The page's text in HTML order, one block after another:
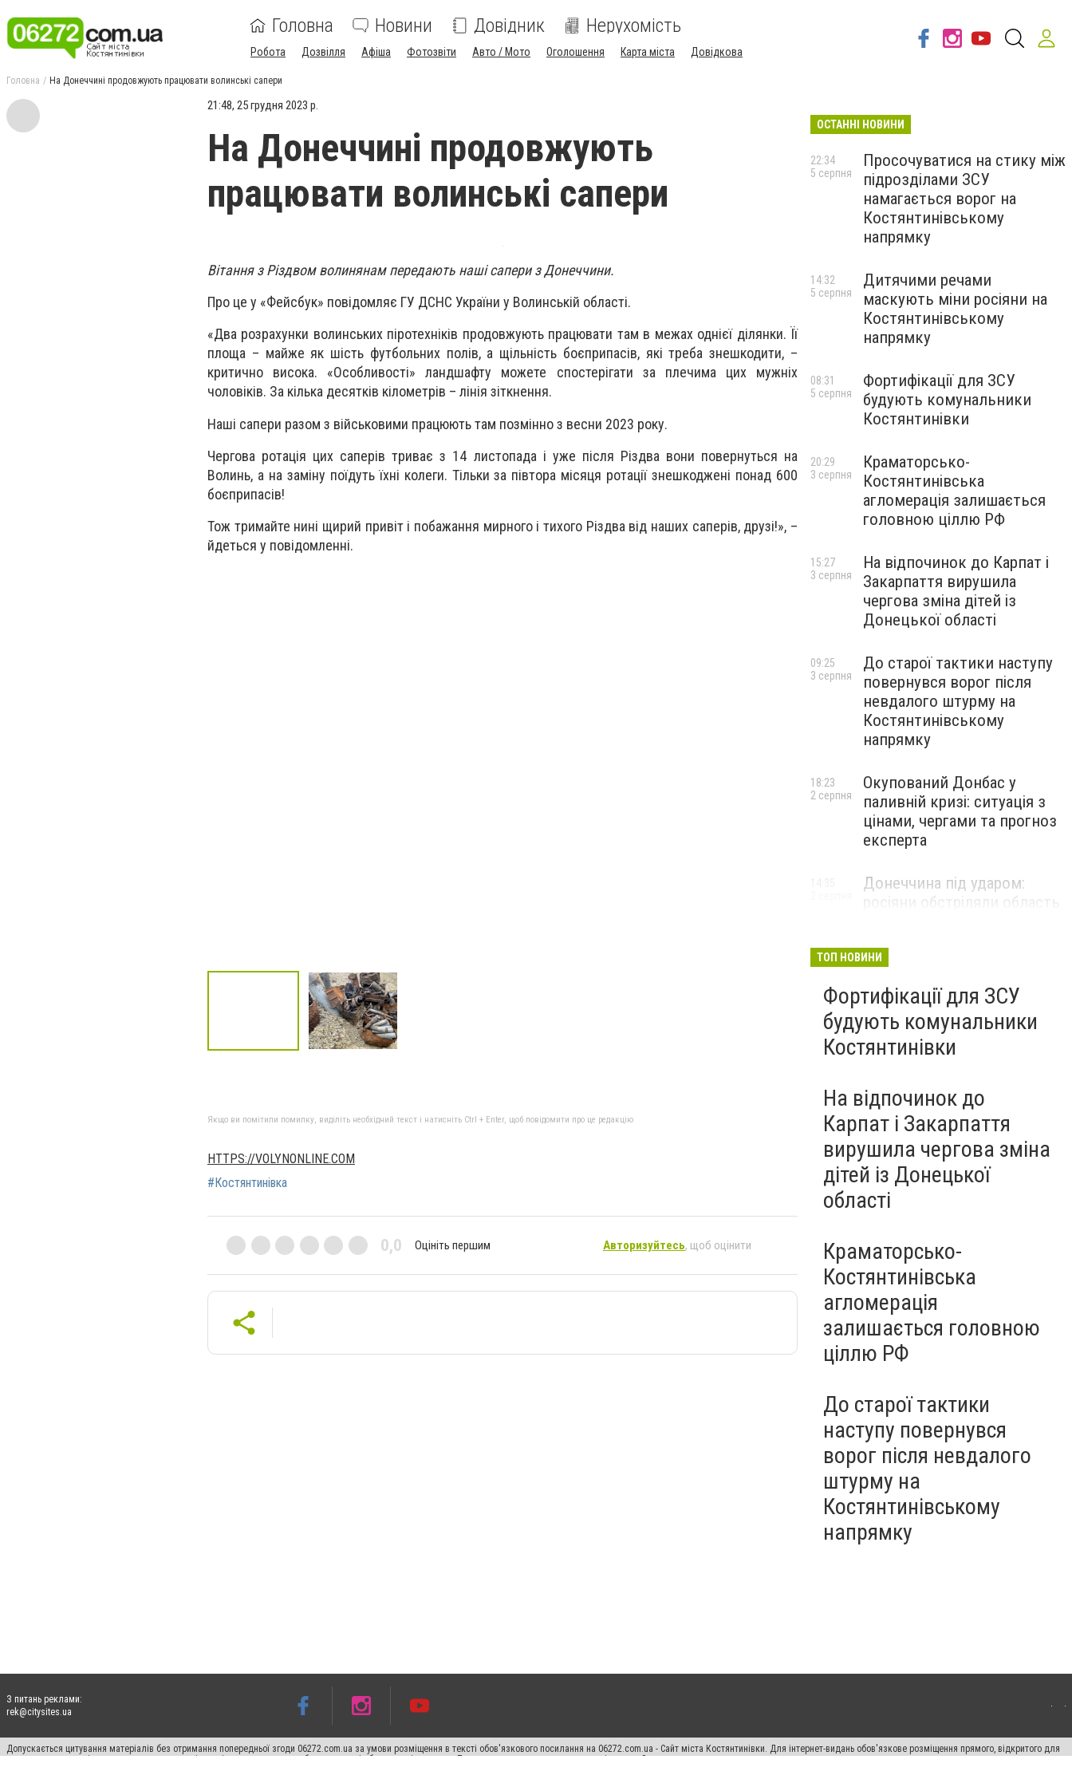
Головна Новини Довідник Нерухомість
Робота Дозвілля Афіша Фотозвіти Авто / Мото Оголошення Карта міста Довідкова
Головна На Донеччині продовжують працювати волинські сапери
21:48, 25 грудня 2023 р.
На Донеччині продовжують
працювати волинські сапери
Вітання з Різдвом волинянам передають наші сапери з Донеччини.
Про це у «Фейсбук» повідомляє ГУ ДСНС України у Волинській області.
«Два розрахунки волинських піротехніків продовжують працювати там в межах однієї ділянки. Її
площа – майже як шість футбольних полів, а щільність боєприпасів, які треба знешкодити, –
критично висока. «Особливості» ландшафту можете спостерігати за плечима цих мужніх
чоловіків. За кілька десятків кілометрів – лінія зіткнення.
Наші сапери разом з військовими працюють там позмінно з весни 2023 року.
Чергова ротація цих саперів триває з 14 листопада і уже після Різдва вони повернуться на
Волинь, а на заміну поїдуть їхні колеги. Тільки за півтора місяця ротації знешкоджені понад 600
боєприпасів!
Тож тримайте нині щирий привіт і побажання мирного і тихого Різдва від наших саперів, друзі!», –
йдеться у повідомленні.
Якщо ви помітили помилку, виділіть необхідний текст і натисніть Ctrl + Enter, щоб повідомити про це редакцію
HTTPS://VOLYNONLINE.COM
#Костянтинівка
0,0 Оцініть першим Авторизуйтесь, щоб оцінити
ОСТАННІ НОВИНИ
Просочуватися на стику між
підрозділами ЗСУ
намагається ворог на
Костянтинівському
напрямку
22:34
5 серпня
Дитячими речами
маскують міни росіяни на
Костянтинівському
напрямку
14:32
5 серпня
Фортифікації для ЗСУ
будують комунальники
Костянтинівки
08:31
5 серпня
Краматорсько-
Костянтинівська
агломерація залишається
головною ціллю РФ
20:29
3 серпня
На відпочинок до Карпат і
Закарпаття вирушила
чергова зміна дітей із
Донецької області
15:27
3 серпня
До старої тактики наступу
повернувся ворог після
невдалого штурму на
Костянтинівському
напрямку
09:25
3 серпня
Окупований Донбас у
паливній кризі: ситуація з
цінами, чергами та прогноз
експерта
18:23
2 серпня
Донеччина під ударом:
росіяни обстріляли область
ТОП НОВИНИ
Фортифікації для ЗСУ
будують комунальники
Костянтинівки
На відпочинок до
Карпат і Закарпаття
вирушила чергова зміна
дітей із Донецької
області
Краматорсько-
Костянтинівська
агломерація
залишається головною
ціллю РФ
До старої тактики
наступу повернувся
ворог після невдалого
штурму на
Костянтинівському
напрямку
З питань реклами:
rek@citysites.ua
Допускається цитування матеріалів без отримання попередньої згоди 06272.com.ua за умови розміщення в тексті обов'язкового посилання на 06272.com.ua - Сайт міста Костянтинівки. Для інтернет-видань обов'язкове розміщення прямого, відкритого для
пошукових систем гіперпосилання на цитовані статті не нижче другого абзацу в тексті або в якості джерела. Порушення виняткових прав переслідується Законом.